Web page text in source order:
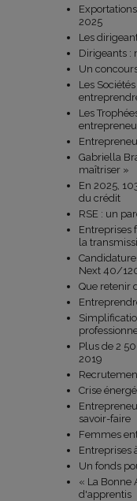
2025
Les
Dirigeants :
Un
Les
Les
Gabriella
maîtriser »
En 2025,
du crédit
RSE : un
Entreprises
la
Next 40/
Que retenir
Plus de 2
2019
Crise
savoir-faire
Femmes
Entreprises
Un fonds
« La Bonne
d'apprentis